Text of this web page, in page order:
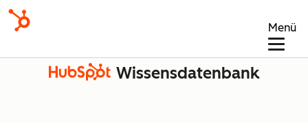
Menü
Wissensdatenbank